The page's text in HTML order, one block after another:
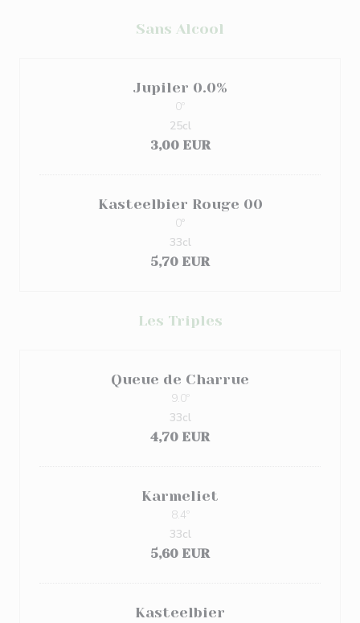
Sans Alcool
Jupiler 0.0%
0º
3,00 EUR
25cl
Kasteelbier Rouge 00
0°
5,70 EUR
33cl
Les Triples
Queue de Charrue
9.0º
4,70 EUR
33cl
Karmeliet
8.4º
5,60 EUR
33cl
Kasteelbier